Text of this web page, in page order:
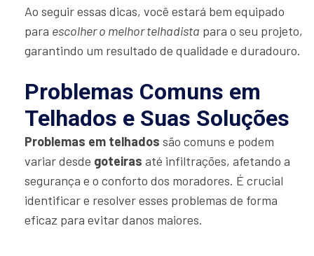
Ao seguir essas dicas, você estará bem equipado
para escolher o melhor telhadista para o seu projeto,
garantindo um resultado de qualidade e duradouro.
Problemas Comuns em
Telhados e Suas Soluções
Problemas em telhados são comuns e podem
variar desde goteiras até infiltrações, afetando a
segurança e o conforto dos moradores. É crucial
identificar e resolver esses problemas de forma
eficaz para evitar danos maiores.